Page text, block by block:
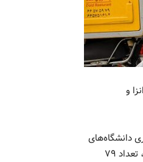
و
دانشگاه‌های
علوم پزشکی تهران، ایران، شهید بهشتی و هرمزگان از مرداد ماه شروع شده و در بهمن ماه سال جاری، تعداد ۷۹